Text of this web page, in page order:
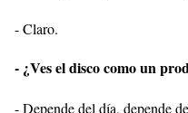
- Claro.
- ¿Ves el disco como un
- Depende del día, depende